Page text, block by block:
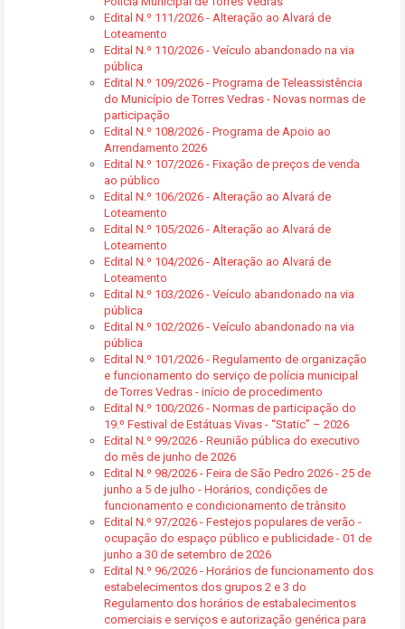
Edital N.º 111/2026 - Alteração ao Alvará de
Loteamento
Edital N.º 110/2026 - Veículo abandonado na via
pública
Edital N.º 109/2026 - Programa de Teleassistência
do Município de Torres Vedras - Novas normas de
participação
Edital N.º 108/2026 - Programa de Apoio ao
Arrendamento 2026
Edital N.º 107/2026 - Fixação de preços de venda
ao público
Edital N.º 106/2026 - Alteração ao Alvará de
Loteamento
Edital N.º 105/2026 - Alteração ao Alvará de
Loteamento
Edital N.º 104/2026 - Alteração ao Alvará de
Loteamento
Edital N.º 103/2026 - Veículo abandonado na via
pública
Edital N.º 102/2026 - Veículo abandonado na via
pública
Edital N.º 101/2026 - Regulamento de organização
e funcionamento do serviço de polícia municipal
de Torres Vedras - início de procedimento
Edital N.º 100/2026 - Normas de participação do
19.º Festival de Estátuas Vivas - “Static” – 2026
Edital N.º 99/2026 - Reunião pública do executivo
do mês de junho de 2026
Edital N.º 98/2026 - Feira de São Pedro 2026 - 25 de
junho a 5 de julho - Horários, condições de
funcionamento e condicionamento de trânsito
Edital N.º 97/2026 - Festejos populares de verão -
ocupação do espaço público e publicidade - 01 de
junho a 30 de setembro de 2026
Edital N.º 96/2026 - Horários de funcionamento dos
estabelecimentos dos grupos 2 e 3 do
Regulamento dos horários de estabalecimentos
comerciais e serviços e autorização genérica para